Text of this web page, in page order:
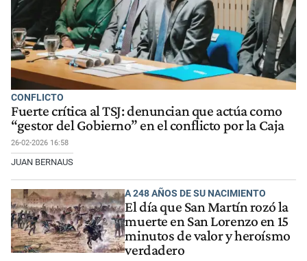
CONFLICTO
Fuerte crítica al TSJ: denuncian que actúa como
“gestor del Gobierno” en el conflicto por la Caja
26-02-2026 16:58
JUAN BERNAUS
A 248 AÑOS DE SU NACIMIENTO
El día que San Martín rozó la
muerte en San Lorenzo en 15
minutos de valor y heroísmo
verdadero